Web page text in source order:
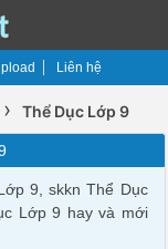
Liên hệ
› Thể Dục Lớp 9
9, skkn Thể Dục
Lớp 9 hay và mới